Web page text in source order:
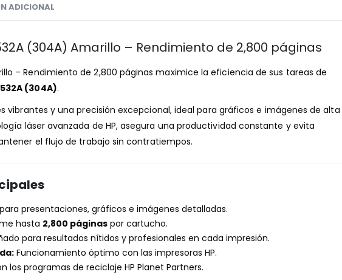
ADICIONAL
(304A) Amarillo – Rendimiento de 2,800 páginas
– Rendimiento de 2,800 páginas maximice la eficiencia de sus tareas de
(304A).
vibrantes y una precisión excepcional, ideal para gráficos e imágenes de alta
láser avanzada de HP, asegura una productividad constante y evita
el flujo de trabajo sin contratiempos.
presentaciones, gráficos e imágenes detalladas.
hasta 2,800 páginas por cartucho.
para resultados nítidos y profesionales en cada impresión.
Funcionamiento óptimo con las impresoras HP.
los programas de reciclaje HP Planet Partners.